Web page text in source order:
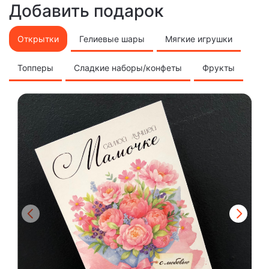
Добавить подарок
Открытки Гелиевые шары Мягкие игрушки
Топперы Сладкие наборы/конфеты Фрукты